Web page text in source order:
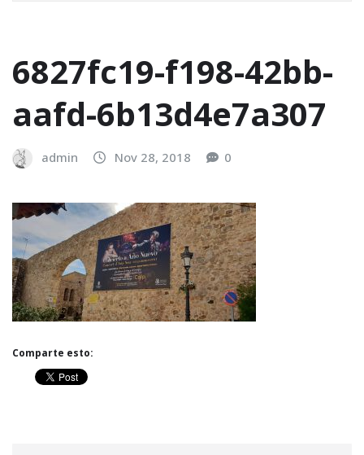
6827fc19-f198-42bb-
aafd-6b13d4e7a307
admin Nov 28, 2018 0
Comparte esto: